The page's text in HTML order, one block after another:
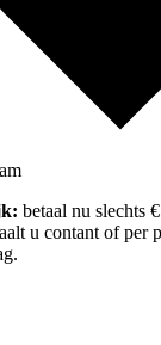
betaal nu slechts
u contant of per